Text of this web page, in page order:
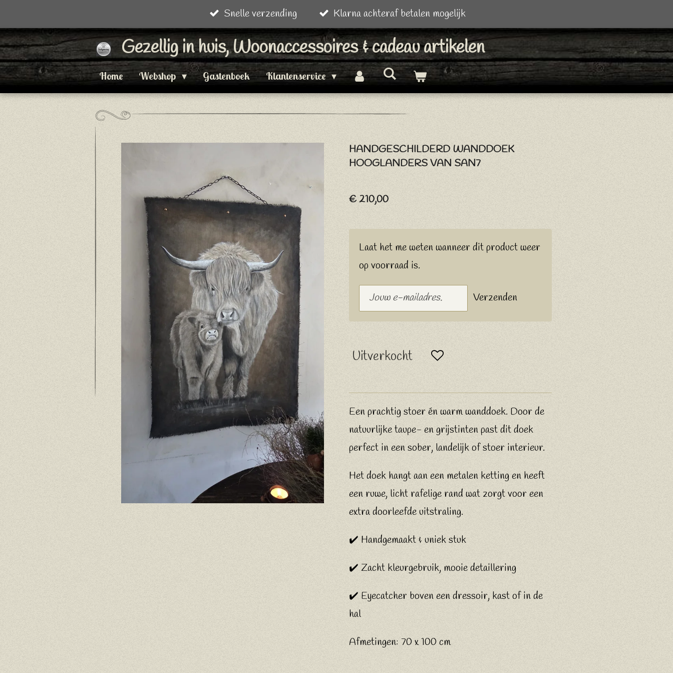
direct
naar
de
Snelle verzending Klarna achteraf betalen mogelijk
Gezellig in huis, Woonaccessoires & cadeau artikelen
Home Webshop Gastenboek Klantenservice
HANDGESCHILDERD WANDDOEK
HOOGLANDERS VAN SAN7
€ 210,00
Laat het me weten wanneer dit product weer
op voorraad is.
Verzenden
Uitverkocht
Een prachtig stoer én warm wanddoek. Door de
natuurlijke taupe- en grijstinten past dit doek
perfect in een sober, landelijk of stoer interieur.
Het doek hangt aan een metalen ketting en heeft
een ruwe, licht rafelige rand wat zorgt voor een
extra doorleefde uitstraling.
✔️ Handgemaakt & uniek stuk
✔️ Zacht kleurgebruik, mooie detaillering
✔️ Eyecatcher boven een dressoir, kast of in de
hal
Afmetingen: 70 x 100 cm